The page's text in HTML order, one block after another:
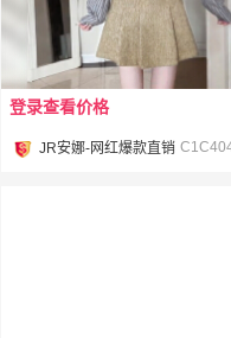
¥
JR安娜-网红爆款直销
登录查看价格